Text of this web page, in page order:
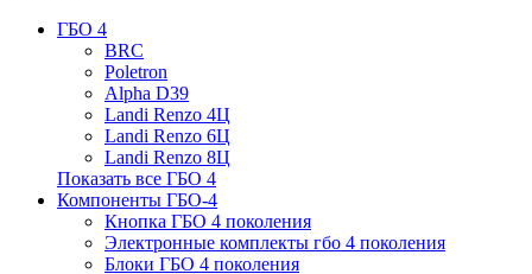
ГБО 4
BRC
Poletron
Alpha D39
Landi Renzo 4Ц
Landi Renzo 6Ц
Landi Renzo 8Ц
Показать все ГБО 4
Компоненты ГБО-4
Кнопка ГБО 4 поколения
Электронные комплекты гбо 4 поколения
Блоки ГБО 4 поколения